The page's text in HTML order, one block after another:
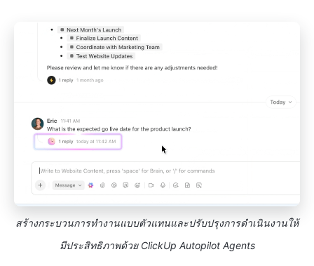
สร้างกระบวนการทำงานแบบตัวแทนและปรับปรุงการดำเนินงานให้
มีประสิทธิภาพด้วย ClickUp Autopilot Agents